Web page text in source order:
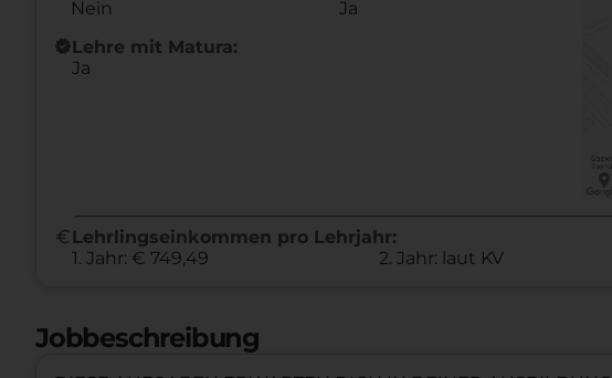
Nein
Ja
new_releasesLehre mit Matura:
Ja
euro Lehrlingseinkommen pro Lehrjahr:
1. Jahr: € 749,49
2. Jahr: laut KV
Jobbeschreibung